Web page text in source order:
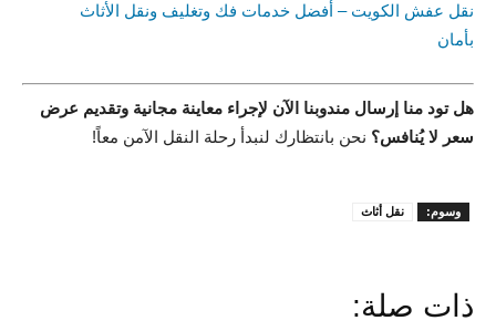
نقل عفش الكويت – أفضل خدمات فك وتغليف ونقل الأثاث
بأمان
هل تود منا إرسال مندوبنا الآن لإجراء معاينة مجانية وتقديم عرض
سعر لا يُنافس؟ نحن بانتظارك لنبدأ رحلة النقل الآمن معاً!
وسوم: نقل أثاث
ذات صلة: